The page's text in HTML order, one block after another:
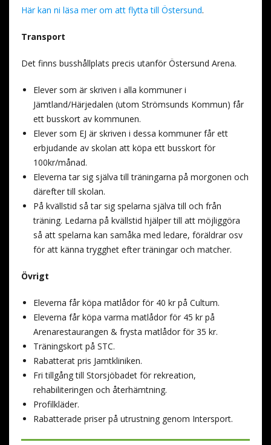
Här kan ni läsa mer om att flytta till Östersund.
Transport
Det finns busshållplats precis utanför Östersund Arena.
Elever som är skriven i alla kommuner i
Jämtland/Härjedalen (utom Strömsunds Kommun) får
ett busskort av kommunen.
Elever som EJ är skriven i dessa kommuner får ett
erbjudande av skolan att köpa ett busskort för
100kr/månad.
Eleverna tar sig själva till träningarna på morgonen och
därefter till skolan.
På kvällstid så tar sig spelarna själva till och från
träning. Ledarna på kvällstid hjälper till att möjliggöra
så att spelarna kan samåka med ledare, föräldrar osv
för att känna trygghet efter träningar och matcher.
Övrigt
Eleverna får köpa matlådor för 40 kr på Cultum.
Eleverna får köpa varma matlådor för 45 kr på
Arenarestaurangen & frysta matlådor för 35 kr.
Träningskort på STC.
Rabatterat pris Jamtkliniken.
Fri tillgång till Storsjöbadet för rekreation,
rehabiliteringen och återhämtning.
Profilkläder.
Rabatterade priser på utrustning genom Intersport.